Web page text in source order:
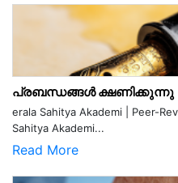
പ്രബന്ധങ്ങൾ ക്ഷണിക്കുന്നു
erala Sahitya Akademi | Peer-
Sahitya Akademi...
Read More